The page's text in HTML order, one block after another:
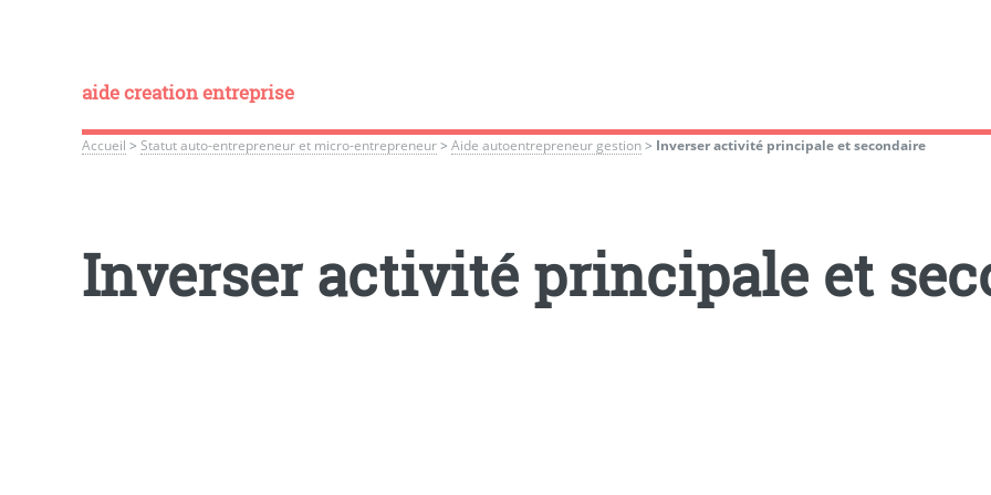
aide creation entreprise
Accueil > Statut auto-entrepreneur et micro-entrepreneur> Aide autoentrepreneur gestion> Inverser activité principale et secondaire
Inverser activité principale et